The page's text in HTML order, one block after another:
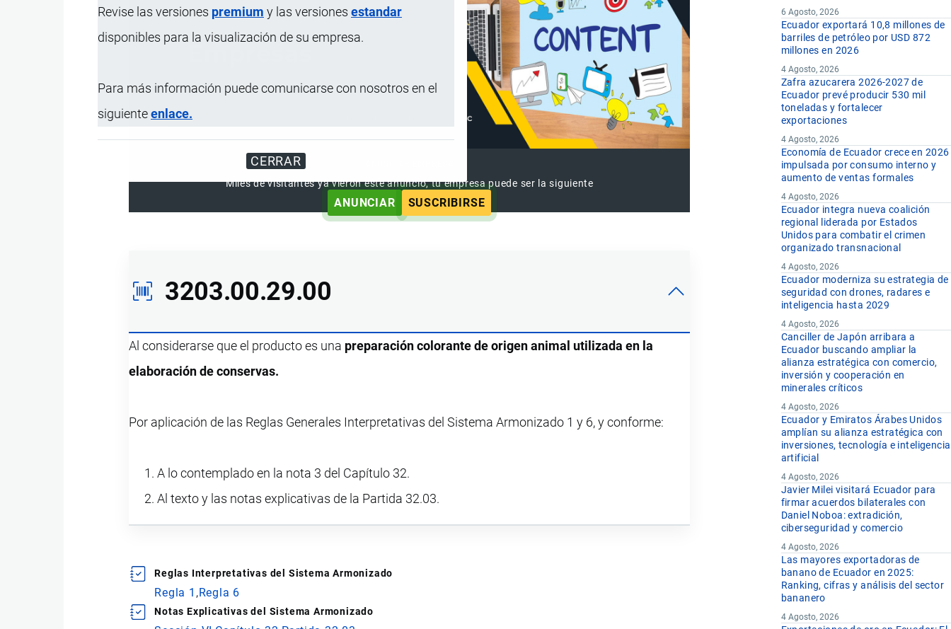
Revise las versiones premium y las versiones estandar
disponibles para la visualización de su empresa.
Para más información puede comunicarse con nosotros en el
siguienteenlace.
CERRAR
Miles de visitantes ya vieron este anuncio, tu empresa puede ser la siguiente
ANUNCIAR SUSCRIBIRSE
3203.00.29.00
Al considerarse que el producto es una preparación colorante de origen animal utilizada en la
elaboración de conservas.
Por aplicación de las Reglas Generales Interpretativas del Sistema Armonizado 1 y 6, y conforme:
A lo contemplado en la nota 3 del Capítulo 32.
Al texto y las notas explicativas de la Partida 32.03.
Reglas Interpretativas del Sistema Armonizado
Regla 1 Regla 6
Notas Explicativas del Sistema Armonizado
6 Agosto, 2026
Ecuador exportará 10,8 millones de
barriles de petróleo por USD 872
millones en 2026
4 Agosto, 2026
Zafra azucarera 2026-2027 de
Ecuador prevé producir 530 mil
toneladas y fortalecer
exportaciones
4 Agosto, 2026
Economía de Ecuador crece en 2026
impulsada por consumo interno y
aumento de ventas formales
4 Agosto, 2026
Ecuador integra nueva coalición
regional liderada por Estados
Unidos para combatir el crimen
organizado transnacional
4 Agosto, 2026
Ecuador moderniza su estrategia de
seguridad con drones, radares e
inteligencia hasta 2029
4 Agosto, 2026
Canciller de Japón arribara a
Ecuador buscando ampliar la
alianza estratégica con comercio,
inversión y cooperación en
minerales críticos
4 Agosto, 2026
Ecuador y Emiratos Árabes Unidos
amplían su alianza estratégica con
inversiones, tecnología e inteligencia
artificial
4 Agosto, 2026
Javier Milei visitará Ecuador para
firmar acuerdos bilaterales con
Daniel Noboa: extradición,
ciberseguridad y comercio
4 Agosto, 2026
Las mayores exportadoras de
banano de Ecuador en 2025:
Ranking, cifras y análisis del sector
bananero
4 Agosto, 2026